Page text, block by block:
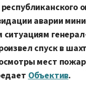
аварии
ситуациям
спуск в
мест
Объектив.